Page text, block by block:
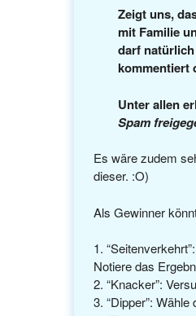
Zeigt uns,
mit Familie
darf
kommentiert
Unter allen
Spam
Es wäre zudem
dieser. :O)
Als Gewinner
Notiere das
“Knacker”:
“Dipper”: